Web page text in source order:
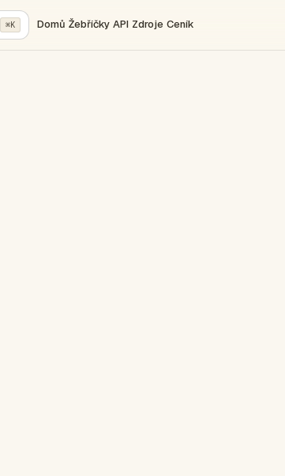
⌘K Domů Žebříčky API Zdroje Ceník